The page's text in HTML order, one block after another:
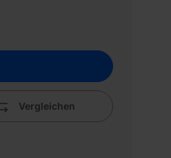
Vergleichen